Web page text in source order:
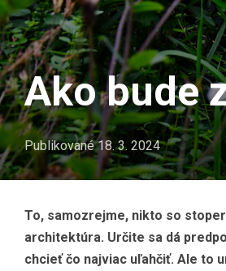
Ako bude
Publikované18. 3. 2024
To, samozrejme, nikto so
architektúra. Určite sa dá
chcieť čo najviac uľahčiť. Ale to